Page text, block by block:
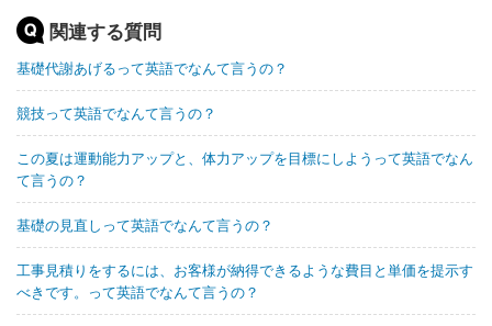
関連する質問
基礎代謝あげるって英語でなんて言うの？
競技って英語でなんて言うの？
この夏は運動能力アップと、体力アップを目標にしようって英語でなん
て言うの？
基礎の見直しって英語でなんて言うの？
工事見積りをするには、お客様が納得できるような費目と単価を提示す
べきです。って英語でなんて言うの？